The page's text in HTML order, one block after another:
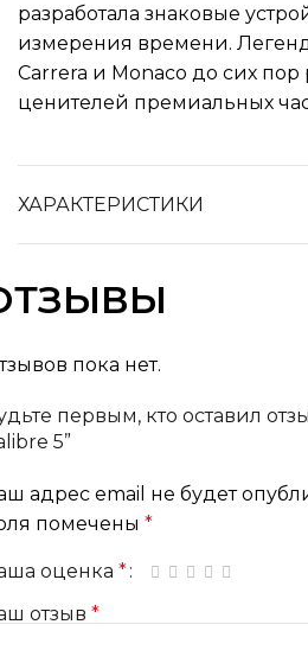
разработала знаковые
измерения времени.
Carrera и Monaco до сих
ценителей премиальных
ХАРАКТЕРИСТИКИ
пока нет.
первым, кто оставил
5”
адрес email не будет
помечены *
оценка * 1 из 5 звёзд
2 из 5 звёзд
3 из 5 звёзд
4 из 5
отзыв *